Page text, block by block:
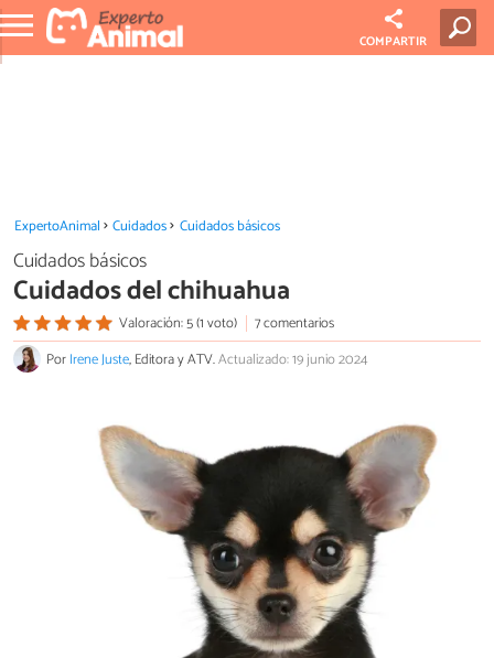
COMPARTIR
ExpertoAnimal Cuidados Cuidados básicos
Cuidados básicos
Cuidados del chihuahua
Valoración: 5 (1 voto)
7 comentarios
PorIrene Juste, Editora y ATV.Actualizado: 19 junio 2024